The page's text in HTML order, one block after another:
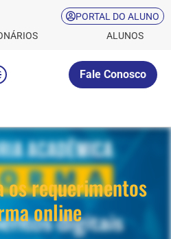
PORTAL DO ALUNO
ALUNOS
Fale Conosco
os requerimentos
online